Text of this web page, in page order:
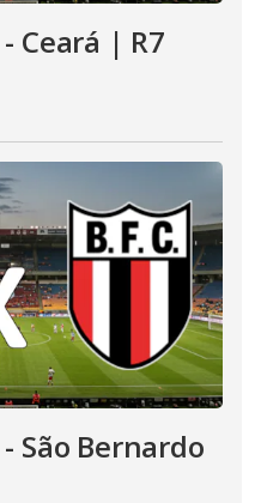
Ceará | R7
São Bernardo